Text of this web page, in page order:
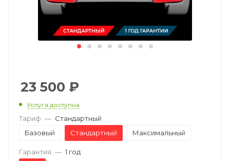
23 500 ₽
Услуга доступна
Тариф — Стандартный
Базовый
Стандартный Максимальный
Гарантия — 1 год